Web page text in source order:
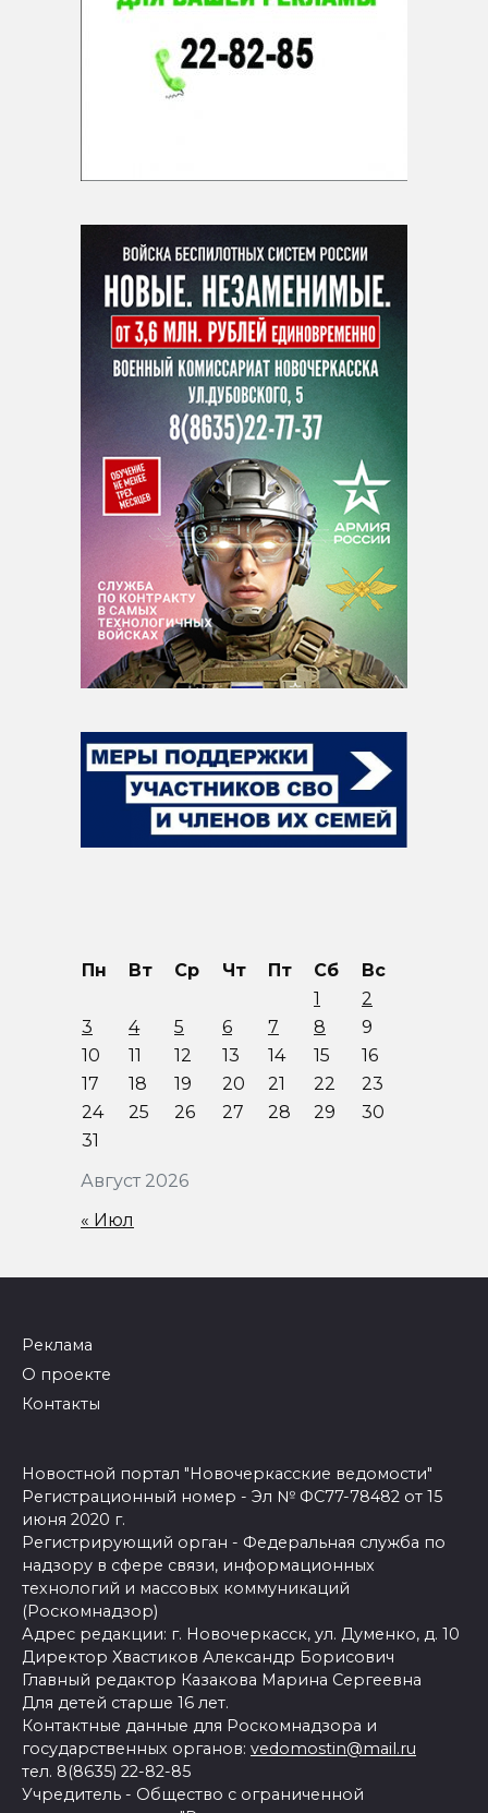
Август 2026
Пн Вт Ср Чт Пт Сб
Вс
1
2
3
4 5 6 7 8
9
10
11 12 13 14 15
16
17
18 19 20 21 22
23
24
25 26 27 28 29
30
31
« Июл
Реклама
О проекте
Контакты
Новостной портал "Новочеркасские ведомости"
Регистрационный номер - Эл № ФС77-78482 от 15
июня 2020 г.
Регистрирующий орган - Федеральная служба по
надзору в сфере связи, информационных
технологий и массовых коммуникаций
(Роскомнадзор)
Адрес редакции: г. Новочеркасск, ул. Думенко, д. 10
Директор Хвастиков Александр Борисович
Главный редактор Казакова Марина Сергеевна
Для детей старше 16 лет.
Контактные данные для Роскомнадзора и
государственных органов: vedomostin@mail.ru
тел. 8(8635) 22-82-85
Учредитель - Общество с ограниченной